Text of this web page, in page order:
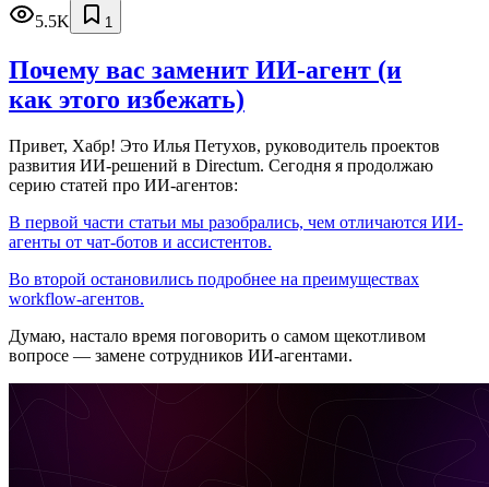
5.5K
1
Почему вас заменит ИИ‑агент (и
как этого избежать)
Привет, Хабр! Это Илья Петухов, руководитель проектов
развития ИИ-решений в Directum. Сегодня я продолжаю
серию статей про ИИ-агентов:
В первой части статьи мы разобрались, чем отличаются ИИ-
агенты от чат-ботов и ассистентов.
Во второй остановились подробнее на преимуществах
workflow-агентов.
Думаю, настало время поговорить о самом щекотливом
вопросе — замене сотрудников ИИ-агентами.